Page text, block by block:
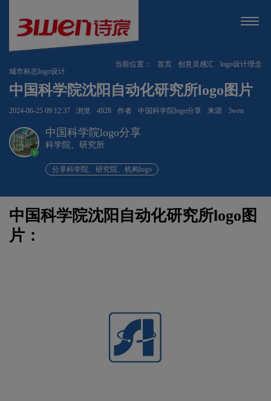
当前位置： 首页 创意灵感汇
logo设计理念
城市标志logo设计
中国科学院沈阳自动化研究所logo图片
2024-06-25 09:12:37 浏览 4928 作者 中国科学院logo分享 来源 3wen
v
中国科学院logo分享
科学院、研究所
分享科学院、研究院、机构logo
中国科学院沈阳自动化研究所logo图
片：